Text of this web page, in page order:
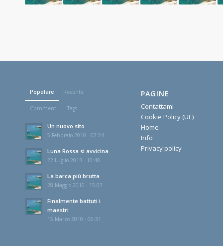
Popolare Recente
Commenti Tags
Un nuovo sito
5 Febbraio 2010 - 02:24
Luna Rossa si avvicina
22 Luglio 2013 - 10:40
La barca più brutta
28 Maggio 2010 - 15:03
Finalmente battuti i
maestri
15 Marzo 2010 - 06:31
PAGINE
Contattami
Cookie Policy (UE)
Home
Info
Privacy policy